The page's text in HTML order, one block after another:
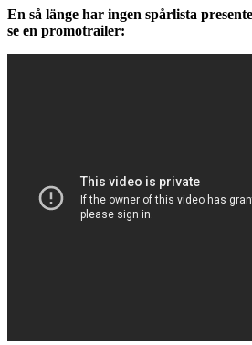
En så länge har ingen spårlista
se en promotrailer: